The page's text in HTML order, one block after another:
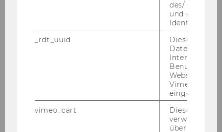
wiss. MA
Statistics and Mathematics
des/ der
und einen
_rdt_uuid
Dieses
Daten über
Interaktionen
Websites, auf
Vimeo-Video
eingebettet
vimeo_cart
Dieses
verwendet,
überprüfen,